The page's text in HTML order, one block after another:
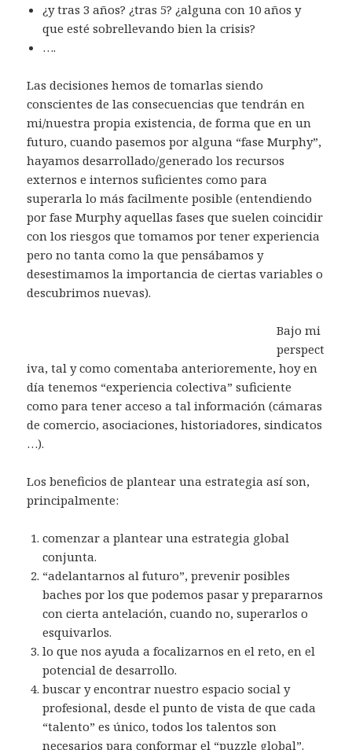
¿y tras 3 años? ¿tras 5? ¿alguna con 10 años y
que esté sobrellevando bien la crisis?
….
Las decisiones hemos de tomarlas siendo
conscientes de las consecuencias que tendrán en
mi/nuestra propia existencia, de forma que en un
futuro, cuando pasemos por alguna “fase Murphy”,
hayamos desarrollado/generado los recursos
externos e internos suficientes como para
superarla lo más facilmente posible (entendiendo
por fase Murphy aquellas fases que suelen coincidir
con los riesgos que tomamos por tener experiencia
pero no tanta como la que pensábamos y
desestimamos la importancia de ciertas variables o
descubrimos nuevas).
Bajo mi
perspect
iva, tal y como comentaba anterioremente, hoy en
día tenemos “experiencia colectiva” suficiente
como para tener acceso a tal información (cámaras
de comercio, asociaciones, historiadores, sindicatos
…).
Los beneficios de plantear una estrategia así son,
principalmente:
comenzar a plantear una estrategia global
conjunta.
“adelantarnos al futuro”, prevenir posibles
baches por los que podemos pasar y prepararnos
con cierta antelación, cuando no, superarlos o
esquivarlos.
lo que nos ayuda a focalizarnos en el reto, en el
potencial de desarrollo.
buscar y encontrar nuestro espacio social y
profesional, desde el punto de vista de que cada
“talento” es único, todos los talentos son
necesarios para conformar el “puzzle global”.